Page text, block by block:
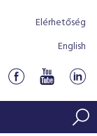
Elérhetőség
English